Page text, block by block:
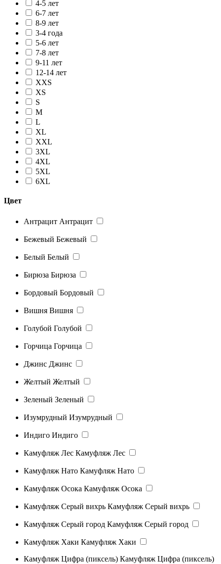
4-5 лет
6-7 лет
8-9 лет
3-4 года
5-6 лет
7-8 лет
9-11 лет
12-14 лет
XXS
XS
S
M
L
XL
XXL
3XL
4XL
5XL
6XL
Цвет
Антрацит Антрацит
Бежевый Бежевый
Белый Белый
Бирюза Бирюза
Бордовый Бордовый
Вишня Вишня
Голубой Голубой
Горчица Горчица
Джинс Джинс
Желтый Желтый
Зеленый Зеленый
Изумрудный Изумрудный
Индиго Индиго
Камуфляж Лес Камуфляж Лес
Камуфляж Нато Камуфляж Нато
Камуфляж Осока Камуфляж Осока
Камуфляж Серый вихрь Камуфляж Серый вихрь
Камуфляж Серый город Камуфляж Серый город
Камуфляж Хаки Камуфляж Хаки
Камуфляж Цифра (пиксель) Камуфляж Цифра (пиксель)